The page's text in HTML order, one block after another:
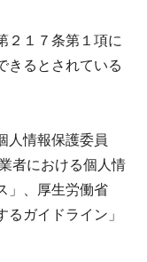
１７条第１項に
きるとされている
人情報保護委員
者における個人情
」、厚生労働省
るガイドライン」